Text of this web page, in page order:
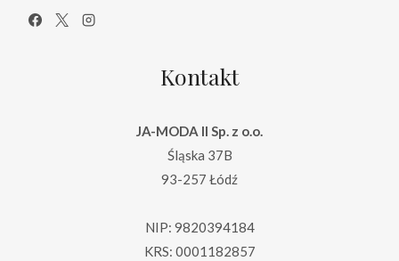
Kontakt
JA-MODA II Sp. z o.o.
Śląska 37B
93-257 Łódź
NIP: 9820394184
KRS: 0001182857